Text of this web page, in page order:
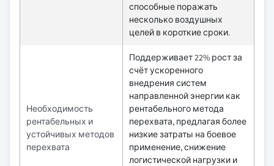
способные поражать
несколько воздушных
целей в короткие сроки.
Необходимость
рентабельных и
устойчивых методов
перехвата
Поддерживает 22% рост за
счёт ускоренного
внедрения систем
направленной энергии как
рентабельного метода
перехвата, предлагая более
низкие затраты на боевое
применение, снижение
логистической нагрузки и